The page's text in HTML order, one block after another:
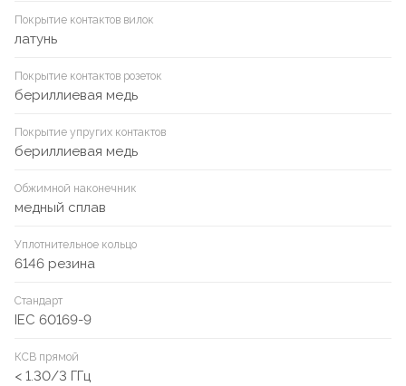
Покрытие контактов вилок
латунь
Покрытие контактов розеток
бериллиевая медь
Покрытие упругих контактов
бериллиевая медь
Обжимной наконечник
медный сплав
Уплотнительное кольцо
6146 резина
Стандарт
IEC 60169-9
КСВ прямой
< 1.30/3 ГГц